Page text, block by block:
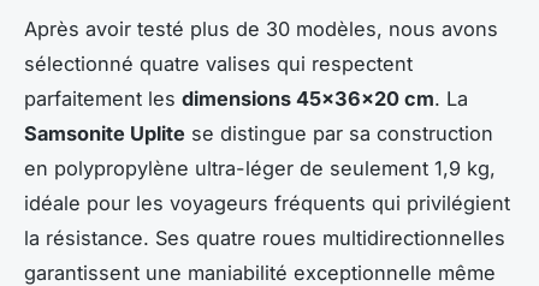
Après avoir testé plus de 30 modèles, nous avons
sélectionné quatre valises qui respectent
parfaitement les dimensions 45x36x20 cm. La
Samsonite Uplite se distingue par sa construction
en polypropylène ultra-léger de seulement 1,9 kg,
idéale pour les voyageurs fréquents qui privilégient
la résistance. Ses quatre roues multidirectionnelles
garantissent une maniabilité exceptionnelle même